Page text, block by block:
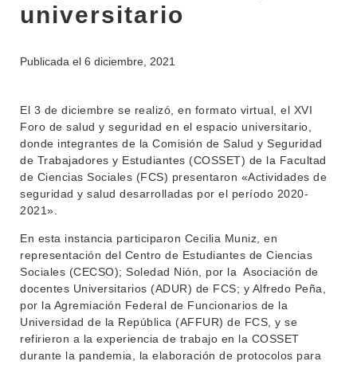
INSTITUCIONAL
DEPARTAMENTOS
ENSEÑANZA
EXTENSIÓN
LLAMADOS
BEDELÍA
EVA FCS
POSGRADOS
EDUCACIÓN PERMANENTE
MOVILIDAD ACADÉMICA
BIBLIOTECA
universitario
Publicada el 6 diciembre, 2021
El 3 de diciembre se realizó, en formato virtual, el XVI
Foro de salud y seguridad en el espacio universitario,
donde integrantes de la Comisión de Salud y Seguridad
de Trabajadores y Estudiantes (COSSET) de la Facultad
de Ciencias Sociales (FCS) presentaron «Actividades de
seguridad y salud desarrolladas por el período 2020-
2021».
En esta instancia participaron Cecilia Muniz, en
representación del Centro de Estudiantes de Ciencias
Sociales (CECSO); Soledad Nión, por la Asociación de
docentes Universitarios (ADUR) de FCS; y Alfredo Peña,
por la Agremiación Federal de Funcionarios de la
Universidad de la República (AFFUR) de FCS, y se
refirieron a la experiencia de trabajo en la COSSET
durante la pandemia, la elaboración de protocolos para